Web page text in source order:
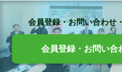
会員登録・お問い合わせ
会員登録・お問い合